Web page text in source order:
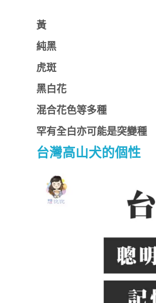
黃
純黑
虎斑
黑白花
混合花色等多種
罕有全白亦可能是突變種
台灣高山犬的個性